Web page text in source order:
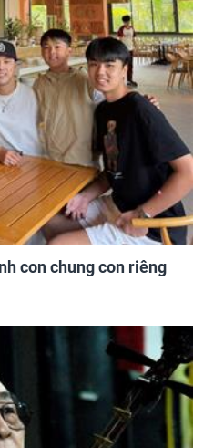
con chung con riêng